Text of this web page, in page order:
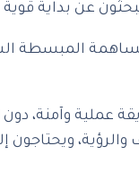
عن بداية قوية
المبسطة
وآمنة، دون
ويحتاجون